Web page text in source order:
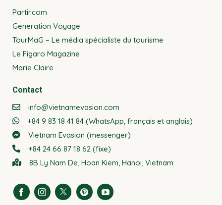
Partir.com
Generation Voyage
TourMaG – Le média spécialiste du tourisme
Le Figaro Magazine
Marie Claire
Contact
info@vietnamevasion.com
+84 9 83 18 41 84 (WhatsApp, français et anglais)
Vietnam Evasion (messenger)
+84 24 66 87 18 62 (fixe)
8B Ly Nam De, Hoan Kiem, Hanoi, Vietnam